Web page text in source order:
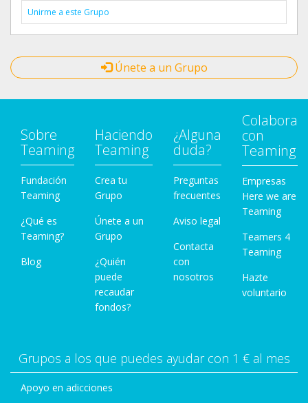
Unirme a este Grupo
Únete a un Grupo
Sobre
Teaming
Fundación
Teaming
¿Qué es
Teaming?
Blog
Haciendo
Teaming
Crea tu
Grupo
Únete a un
Grupo
¿Quién
puede
recaudar
fondos?
¿Alguna
duda?
Preguntas
frecuentes
Aviso legal
Contacta
con
nosotros
Colabora
con
Teaming
Empresas
Here we are
Teaming
Teamers 4
Teaming
Hazte
voluntario
Grupos a los que puedes ayudar con 1 € al mes
Apoyo en adicciones